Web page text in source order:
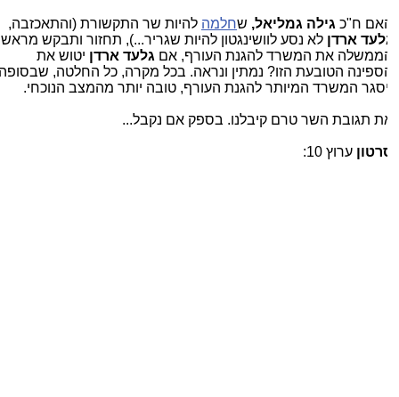
ח"כגילה גמליאל,ש חלמהלהיות שר התקשורת (והתאכזבה,
ארדןלא נסע לוושינגטון להיות שגריר...), תחזור ותבקש מראש
את המשרד להגנת העורף, אםגלעד ארדןיטוש את
הטובעת הזו? נמתין ונראה. בכל מקרה, כל החלטה, שבסופה
המשרד המיותר להגנת העורף, טובה יותר מהמצב הנוכחי.
תגובת השר טרם קיבלנו. בספק אם נקבל...
ערוץ 10: